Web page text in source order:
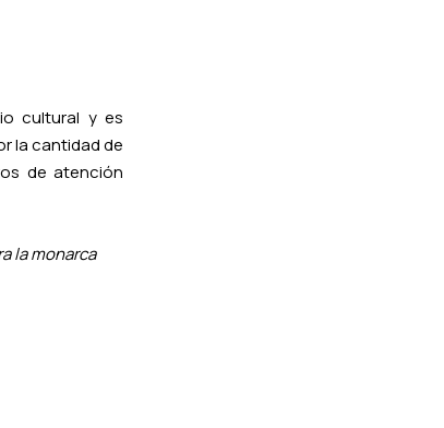
cultural y es
la cantidad de
de atención
la monarca